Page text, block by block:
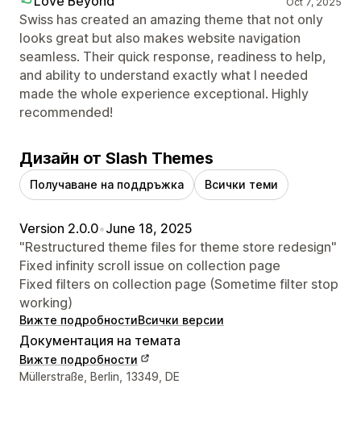
Swiss has created an amazing theme that not only
looks great but also makes website navigation
seamless. Their quick response, readiness to help,
and ability to understand exactly what I needed
made the whole experience exceptional. Highly
recommended!
Дизайн от Slash Themes
Получаване на поддръжка Всички теми
Version 2.0.0•June 18, 2025
"Restructured theme files for theme store redesign"
Fixed infinity scroll issue on collection page
Fixed filters on collection page (Sometime filter stop
working)
Вижте подробностиВсички версии
Документация на темата
Вижте подробности
Данни за връзка с дизайнера
Müllerstraße, Berlin, 13349, DE